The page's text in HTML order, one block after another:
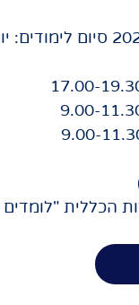
"לומדים